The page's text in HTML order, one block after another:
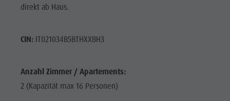
direkt ab Haus.
CIN:IT021034B5BTHXXBH3
Anzahl Zimmer / Apartements:
2 (Kapazität max 16 Personen)